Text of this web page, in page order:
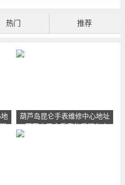
热门 推荐
葫芦岛昆仑手表维修中心地址
_葫芦岛昆仑手表售后服务点